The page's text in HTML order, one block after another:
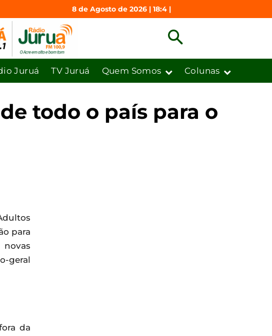
8 de Agosto de 2026 | 18:4 |
Juruá TV Juruá Quem Somos Colunas
todo o país para o
para
geral
da